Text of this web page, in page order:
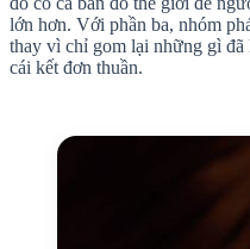
lớn hơn. Với phần ba, nhóm
thay vì chỉ gom lại những gì đã
cái kết đơn thuần.